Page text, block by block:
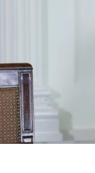
Ekonomi
Teknologji